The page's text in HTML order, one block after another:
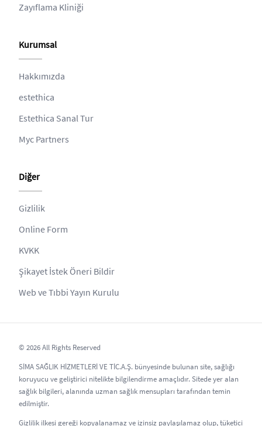
Zayıflama Kliniği
Kurumsal
Hakkımızda
estethica
Estethica Sanal Tur
Myc Partners
Diğer
Gizlilik
Online Form
KVKK
Şikayet İstek Öneri Bildir
Web ve Tıbbi Yayın Kurulu
© 2026 All Rights Reserved
SİMA SAĞLIK HİZMETLERİ VE TİC.A.Ş. bünyesinde bulunan site, sağlığı
koruyucu ve geliştirici nitelikte bilgilendirme amaçlıdır. Sitede yer alan
sağlık bilgileri, alanında uzman sağlık mensupları tarafından temin
edilmiştir.
Gizlilik ilkesi gereği kopyalanamaz ve izinsiz paylaşılamaz olup, tüketici